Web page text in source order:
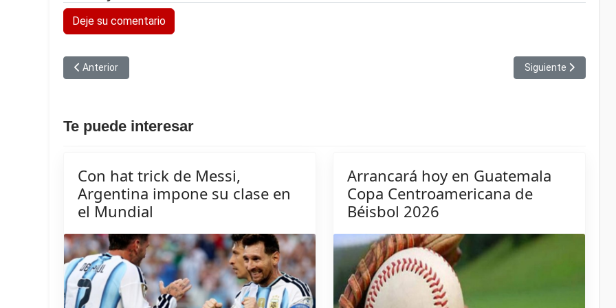
Deje su comentario
Artículo anterior: Brasil mantiene protagonismo en mundial de voleibol de playa
Anterior Artículo siguiente:
Siguiente
Te puede interesar
Con hat trick de Messi,
Argentina impone su clase en
el Mundial
Arrancará hoy en Guatemala
Copa Centroamericana de
Béisbol 2026